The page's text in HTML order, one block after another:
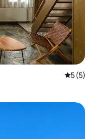
5 de
5 (5)